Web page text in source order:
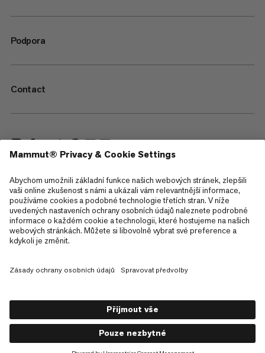
Podpora
Contact
—
Sitemap
Cookies
Právní upozornění
Zásady ochrany osobních údajů